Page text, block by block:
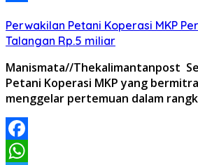
Perwakilan Petani Koperasi MKP
Talangan Rp.5 miliar
Manismata//Thekalimantanpost
Petani Koperasi MKP yang
menggelar pertemuan dalam
Facebook